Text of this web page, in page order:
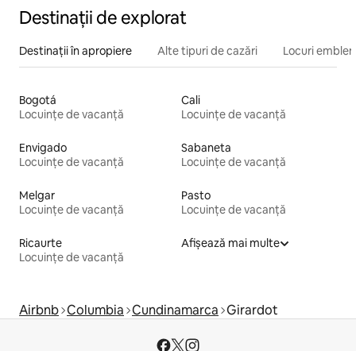
Destinații de explorat
Destinații în apropiere Alte tipuri de cazări Locuri
Bogotá
Locuințe de vacanță
Cali
Locuințe de vacanță
Envigado
Locuințe de vacanță
Sabaneta
Locuințe de vacanță
Melgar
Locuințe de vacanță
Pasto
Locuințe de vacanță
Ricaurte
Locuințe de vacanță
Afișează mai multe
Airbnb Columbia Cundinamarca Girardot